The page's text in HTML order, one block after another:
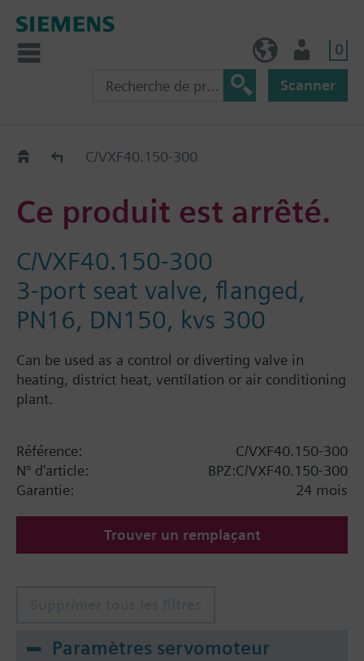
0
Scanner
Old2NewC/VXF40.150-300
Ce produit est arrêté.
C/VXF40.150-300
3-port seat valve, flanged,
PN16, DN150, kvs 300
Can be used as a control or diverting valve in
heating, district heat, ventilation or air conditioning
plant.
Référence:
C/VXF40.150-300
N° d'article:
BPZ:C/VXF40.150-300
Garantie:
24 mois
Trouver un remplaçant
Paramètres servomoteur